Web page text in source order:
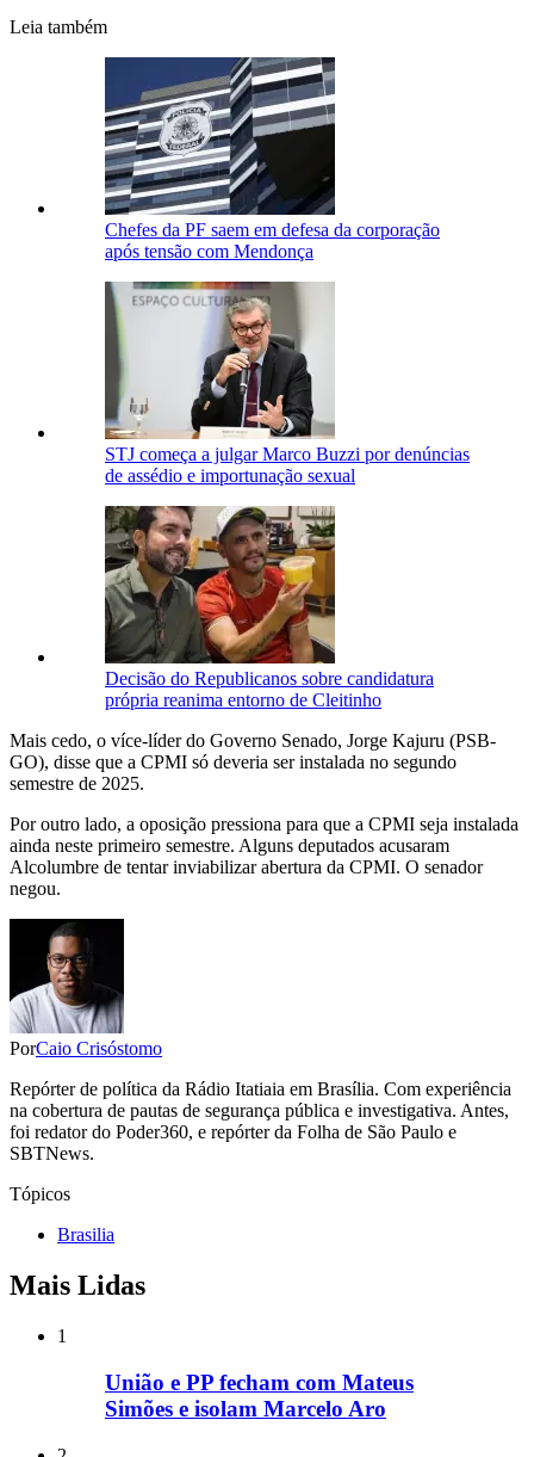
Leia também
Chefes da PF saem em defesa da corporação
após tensão com Mendonça
STJ começa a julgar Marco Buzzi por denúncias
de assédio e importunação sexual
Decisão do Republicanos sobre candidatura
própria reanima entorno de Cleitinho
Mais cedo, o více-líder do Governo Senado, Jorge Kajuru (PSB-
GO), disse que a CPMI só deveria ser instalada no segundo
semestre de 2025.
Por outro lado, a oposição pressiona para que a CPMI seja instalada
ainda neste primeiro semestre. Alguns deputados acusaram
Alcolumbre de tentar inviabilizar abertura da CPMI. O senador
negou.
PorCaio Crisóstomo
Repórter de política da Rádio Itatiaia em Brasília. Com experiência
na cobertura de pautas de segurança pública e investigativa. Antes,
foi redator do Poder360, e repórter da Folha de São Paulo e
SBTNews.
Tópicos
Brasilia
Mais Lidas
1
União e PP fecham com Mateus
Simões e isolam Marcelo Aro